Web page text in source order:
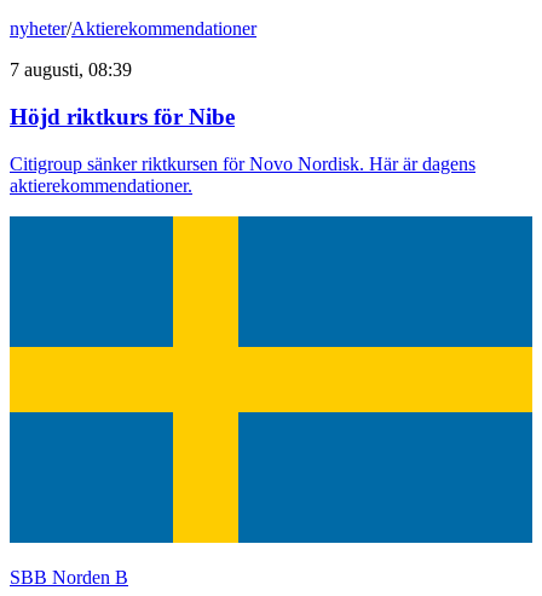
nyheter/Aktierekommendationer
7 augusti, 08:39
Höjd riktkurs för Nibe
Citigroup sänker riktkursen för Novo Nordisk. Här är dagens
aktierekommendationer.
SBB Norden B